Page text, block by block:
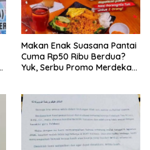
Makan Enak Suasana Pantai
Cuma Rp50 Ribu Berdua?
Yuk, Serbu Promo Merdeka